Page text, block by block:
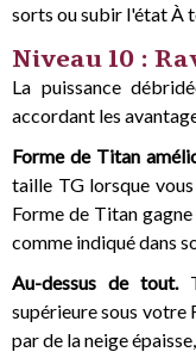
sorts ou subir l'état À
Niveau 10 :
La puissance
accordant les
Forme de Titan
taille TG lorsque
Forme de Titan
comme indiqué dans
Au-dessus de tout.
supérieure sous votre
par de la neige